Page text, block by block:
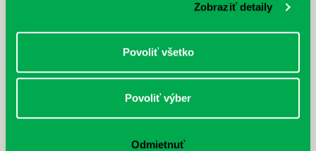
Zobraziť detaily
Povoliť všetko
Povoliť výber
Odmietnuť
Letné horúčavy dajú zabrať každému z nás.
petržalská knižnica stala súčasťou pilotného
projektu…